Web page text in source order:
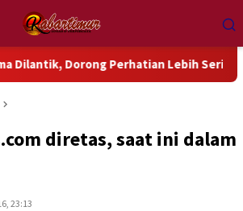
Dorong Perhatian Lebih Serius
diretas, saat ini dalam
23:13